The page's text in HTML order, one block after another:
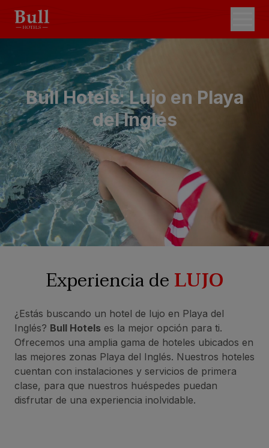
Bull Hotels: Lujo en Playa
del Inglés
Experiencia deLUJO
¿Estás buscando un hotel de lujo en Playa del
Inglés? Bull Hotels es la mejor opción para ti.
Ofrecemos una amplia gama de hoteles ubicados en
las mejores zonas Playa del Inglés. Nuestros hoteles
cuentan con instalaciones y servicios de primera
clase, para que nuestros huéspedes puedan
disfrutar de una experiencia inolvidable.